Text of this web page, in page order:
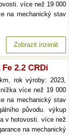
více než 19 000
na mechanický stav
Zobrazit inzerát
2.2 CRDi
rok výroby: 2023,
více než 19 000
na mechanický stav
původu. výkup
v hotovosti. více než
na mechanický